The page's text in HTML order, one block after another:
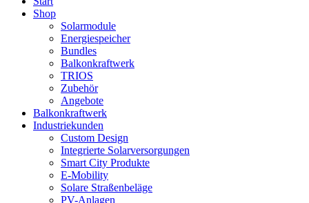
Shop
Solarmodule
Energiespeicher
Bundles
Balkonkraftwerk
TRIOS
Zubehör
Angebote
Balkonkraftwerk
Industriekunden
Custom Design
Integrierte Solarversorgungen
Smart City Produkte
E-Mobility
Solare Straßenbeläge
PV-Anlagen